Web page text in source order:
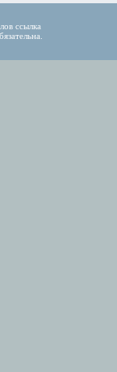
ссылка